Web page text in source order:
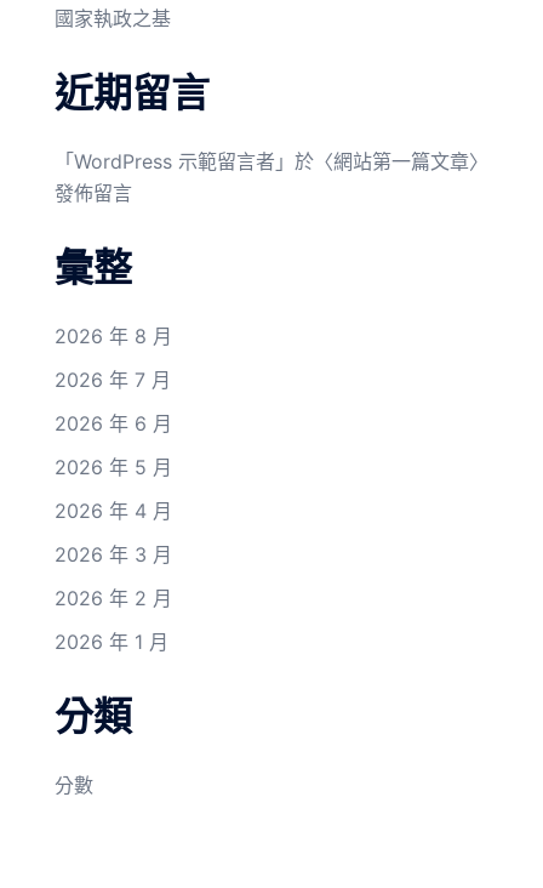
國家執政之基
近期留言
「 WordPress 示範留言者 」於〈網站第一篇文章〉
發佈留言
彙整
2026 年 8 月
2026 年 7 月
2026 年 6 月
2026 年 5 月
2026 年 4 月
2026 年 3 月
2026 年 2 月
2026 年 1 月
分類
分數